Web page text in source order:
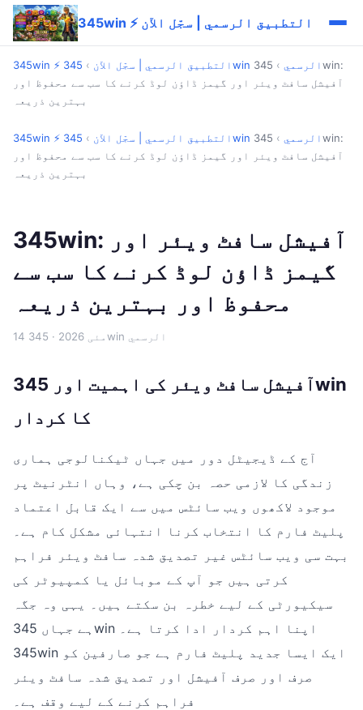
345win ⚡ التطبيق الرسمي | سجّل الآن
345win ⚡ التطبيق الرسمي | سجّل الآن › 345win الرسمي ›
345win:
آفیشل سافٹ ویئر اور گیمز ڈاؤن لوڈ کرنے کا سب سے محفوظ اور
بہترین ذریعہ
345win ⚡ التطبيق الرسمي | سجّل الآن › 345win الرسمي ›
345win:
آفیشل سافٹ ویئر اور گیمز ڈاؤن لوڈ کرنے کا سب سے محفوظ اور
بہترین ذریعہ
345win: آفیشل سافٹ ویئر اور
گیمز ڈاؤن لوڈ کرنے کا سب سے
محفوظ اور بہترین ذریعہ
14 مئی 2026 · 345win الرسمي
آفیشل سافٹ ویئر کی اہمیت اور 345win
کا کردار
آج کے ڈیجیٹل دور میں جہاں ٹیکنالوجی ہماری
زندگی کا لازمی حصہ بن چکی ہے، وہاں انٹرنیٹ پر
موجود لاکھوں ویب سائٹس میں سے ایک قابل اعتماد
پلیٹ فارم کا انتخاب کرنا انتہائی مشکل کام ہے۔
بہت سی ویب سائٹس غیر تصدیق شدہ سافٹ ویئر فراہم
کرتی ہیں جو آپ کے موبائل یا کمپیوٹر کی
سیکیورٹی کے لیے خطرہ بن سکتے ہیں۔ یہی وہ جگہ
ہے جہاں 345win اپنا اہم کردار ادا کرتا ہے۔
345win ایک ایسا جدید پلیٹ فارم ہے جو صارفین کو
صرف اور صرف آفیشل اور تصدیق شدہ سافٹ ویئر
فراہم کرنے کے لیے وقف ہے۔